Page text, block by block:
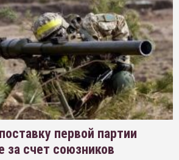
первой партии
за счет союзников